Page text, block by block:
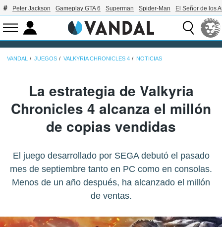
Peter Jackson Gameplay GTA 6 Superman Spider-Man El Señor de los
VANDAL JUEGOS VALKYRIA CHRONICLES 4 NOTICIAS
La estrategia de Valkyria
Chronicles 4 alcanza el millón
de copias vendidas
El juego desarrollado por SEGA debutó el pasado
mes de septiembre tanto en PC como en consolas.
Menos de un año después, ha alcanzado el millón
de ventas.